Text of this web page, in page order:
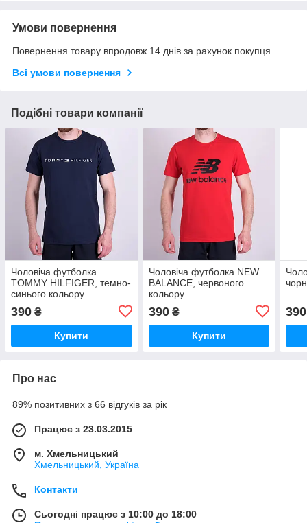
Умови повернення
Повернення товару впродовж 14 днів за рахунок покупця
Всі умови повернення
Подібні товари компанії
Чоловіча футболка
TOMMY HILFIGER, темно-
синього кольору
390 ₴
Купити
Чоловіча футболка NEW
BALANCE, червоного
кольору
390₴
Купити
390
Про нас
89% позитивних з 66 відгуків за рік
Працює з 23.03.2015
м. Хмельницький
Хмельницький, Україна
Контакти
Сьогодні працює з 10:00 до 18:00